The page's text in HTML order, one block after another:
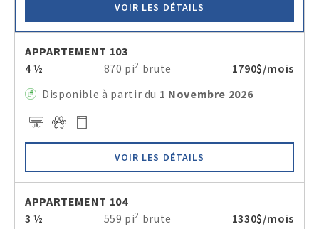
VOIR LES DÉTAILS
APPARTEMENT 103
4 ½
870 pi2 brute
1790$/mois
Disponible à partir du 1 Novembre 2026
VOIR LES DÉTAILS
APPARTEMENT 104
3 ½
559 pi2 brute
1330$/mois